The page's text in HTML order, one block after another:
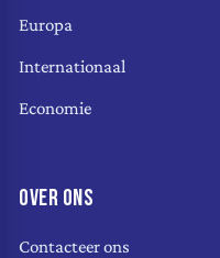
Europa
Internationaal
Economie
OVER ONS
Contacteer ons